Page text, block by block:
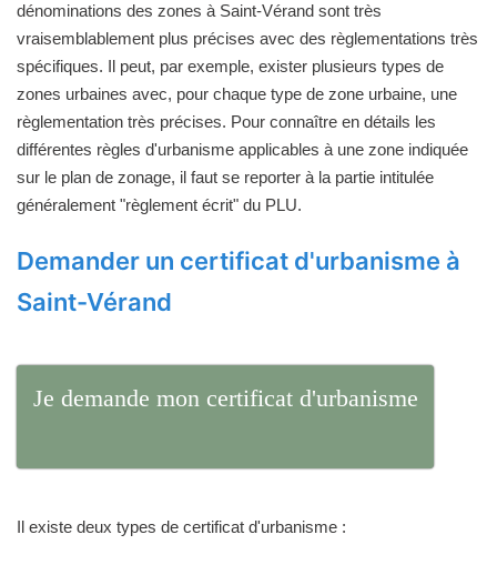
dénominations des zones à Saint-Vérand sont très
vraisemblablement plus précises avec des règlementations très
spécifiques. Il peut, par exemple, exister plusieurs types de
zones urbaines avec, pour chaque type de zone urbaine, une
règlementation très précises. Pour connaître en détails les
différentes règles d'urbanisme applicables à une zone indiquée
sur le plan de zonage, il faut se reporter à la partie intitulée
généralement "règlement écrit" du PLU.
Demander un certificat d'urbanisme à
Saint-Vérand
Je demande mon certificat d'urbanisme
Il existe deux types de certificat d'urbanisme :